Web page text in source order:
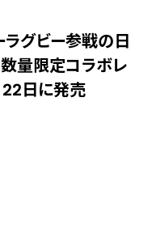
グビー参戦の日
数量限定コラボレ
日に発売